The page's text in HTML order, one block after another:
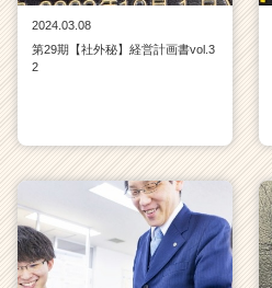
2024.03.08
第29期【社外秘】経営計画書vol.3
2